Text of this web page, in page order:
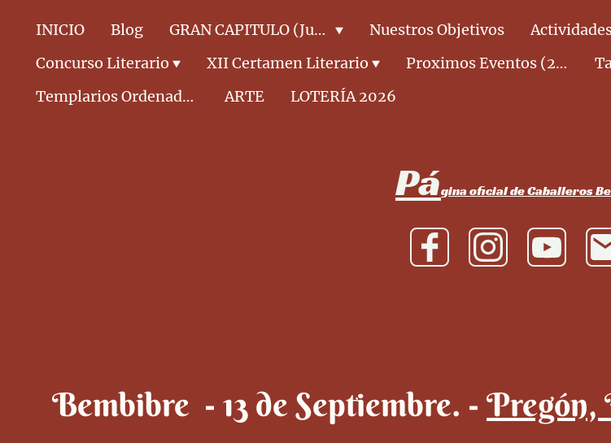
INICIO Blog GRAN CAPITULO (Junta Directiva) Nuestros Objetivos
Concurso Literario
XII Certamen Literario Proximos Eventos (2026)
Templarios Ordenados CABALLEROS
ARTE LOTERÍA 2026
Página oficial de Caballeros
Bembibre - 13 de Septiembre. - Pregón,